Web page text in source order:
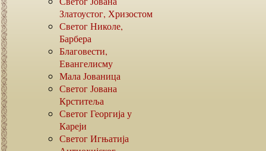
Златоустог, Хризостом
Светог Николе,
Барбера
Благовести,
Евангелисму
Мала Јованица
Светог Јована
Крститеља
Светог Георгија у
Кареји
Светог Игњатија